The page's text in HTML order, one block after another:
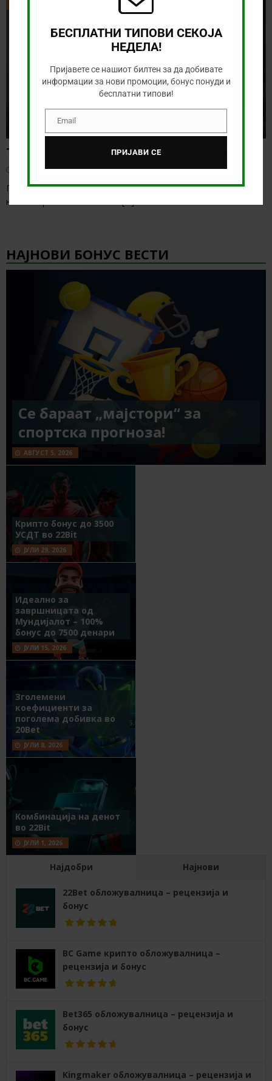
Тикет на денот (сабота, 08.08.2026)
август 8, 2026
Понудата за денес е солидна, а веќе бележиме старт на
некои европски лиги. Ова е
НАЈНОВИ БОНУС ВЕСТИ
Се бараат „мајстори“ за
спортска прогноза!
АВГУСТ 5, 2026
Крипто бонус до 3500
УСДТ во 22Bit
ЈУЛИ 29, 2026
Идеално за
завршницата од
Мундијалот – 100%
бонус до 7500 денари
ЈУЛИ 15, 2026
Зголемени
коефициенти за
поголема добивка во
20Bet
ЈУЛИ 8, 2026
Комбинација на денот
во 22Bit
ЈУЛИ 1, 2026
Најдобри Најнови
22Bet обложувалница – рецензија и
бонус
BC Game крипто обложувалница –
рецензија и бонус
Bet365 обложувалница – рецензија и
бонус
Kingmaker обложувалница – рецензија и
БЕСПЛАТНИ ТИПОВИ СЕКОЈА
НЕДЕЛА!
Пријавете се нашиот билтен за да добивате
информации за нови промоции, бонус понуди и
бесплатни типови!
EmailEmail
ПРИЈАВИ СЕ